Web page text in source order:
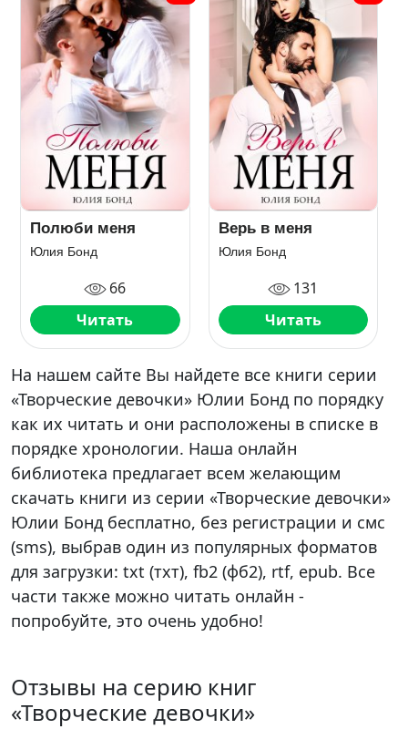
Полюби меня
Юлия Бонд
66
Читать
Верь в меня
Юлия Бонд
131
Читать
На нашем сайте Вы найдете все книги серии
«Творческие девочки» Юлии Бонд по порядку
как их читать и они расположены в списке в
порядке хронологии. Наша онлайн
библиотека предлагает всем желающим
скачать книги из серии «Творческие девочки»
Юлии Бонд бесплатно, без регистрации и смс
(sms), выбрав один из популярных форматов
для загрузки: txt (тхт), fb2 (фб2), rtf, epub. Все
части также можно читать онлайн -
попробуйте, это очень удобно!
Отзывы на серию книг
«Творческие девочки»